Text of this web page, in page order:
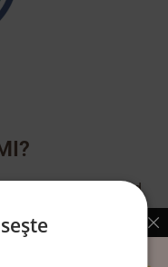
Montessori, fiind